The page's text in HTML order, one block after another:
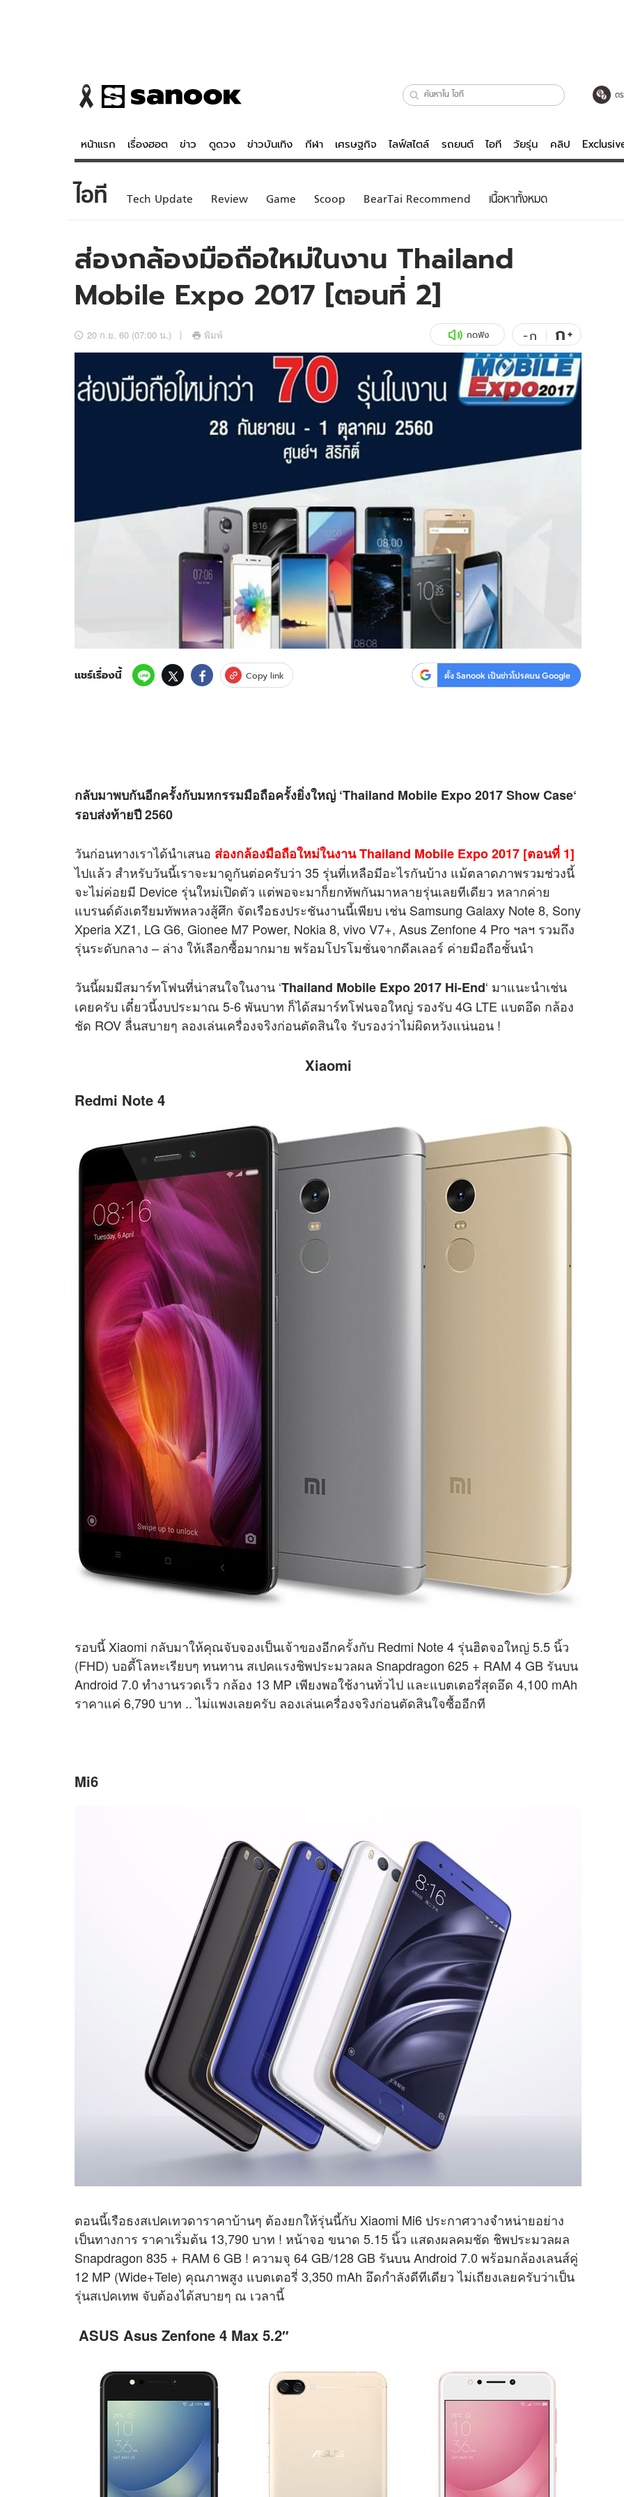
ต
หน้าแรก เรื่องฮอต ข่าว ดูดวง ข่าวบันเทิง กีฬา เศรษฐกิจ ไลฟ์สไตล์ รถยนต์ ไอที วัยรุ่น คลิป
ข่าว
ข่าวบันเทิง
ข่าวกีฬา
ข่าวเศรษฐกิจ
อัปเดตจีน
เช็กข่าวชัวร์
ดูดวง - ตรวจหวย
สถิติหวยไทย
หวยลาว
ไลฟ์สไตล์
วัยรุ่น
ไอที
รถยนต์
สุขภาพ
เที่ยว-กิน
Tasteful Thailand
Sanook Choice
ดูทีวี
WeTV
Exclusive
นิยาย
ติดตามสนุกโซเชียลได้ที่
สงวนลิขสิทธิ์ ©2569 บริษัท อิมเมจ ฟิวเจอร์ (ประเทศไทย) จำกัด
ไอที Tech Update Review Game Scoop BearTai Recommend เนื้อหาทั้งหมด
ส่องกล้องมือถือใหม่ในงาน Thailand
Mobile Expo 2017 [ตอนที่ 2]
20 ก.ย. 60 (07:00 น.) พิมพ์ กดฟัง -ก ก+
แชร์เรื่องนี้ Copy link ตั้ง Sanook เป็นข่าวโปรดบน Google
กลับมาพบกันอีกครั้งกับมหกรรมมือถือครั้งยิ่งใหญ่ ‘Thailand Mobile Expo 2017 Show Case‘
รอบส่งท้ายปี 2560
วันก่อนทางเราได้นำเสนอ ส่องกล้องมือถือใหม่ในงาน Thailand Mobile Expo 2017 [ตอนที่ 1]
ไปแล้ว สำหรับวันนี้เราจะมาดูกันต่อครับว่า 35 รุ่นที่เหลือมีอะไรกันบ้าง แม้ตลาดภาพรวมช่วงนี้
จะไม่ค่อยมี Device รุ่นใหม่เปิดตัว แต่พอจะมาก็ยกทัพกันมาหลายรุ่นเลยทีเดียว หลากค่าย
แบรนด์ดังเตรียมทัพหลวงสู้ศึก จัดเรือธงประชันงานนี้เพียบ เช่น Samsung Galaxy Note 8, Sony
Xperia XZ1, LG G6, Gionee M7 Power, Nokia 8, vivo V7+, Asus Zenfone 4 Pro ฯลฯ รวมถึง
รุ่นระดับกลาง – ล่าง ให้เลือกซื้อมากมาย พร้อมโปรโมชั่นจากดีลเลอร์ ค่ายมือถือชั้นนำ
วันนี้ผมมีสมาร์ทโฟนที่น่าสนใจในงาน ‘Thailand Mobile Expo 2017 Hi-End‘ มาแนะนำเช่น
เคยครับ เดี๋ยวนี้งบประมาณ 5-6 พันบาท ก็ได้สมาร์ทโฟนจอใหญ่ รองรับ 4G LTE แบตอึด กล้อง
ชัด ROV ลื่นสบายๆ ลองเล่นเครื่องจริงก่อนตัดสินใจ รับรองว่าไม่ผิดหวังแน่นอน !
Xiaomi
Redmi Note 4
รอบนี้ Xiaomi กลับมาให้คุณจับจองเป็นเจ้าของอีกครั้งกับ Redmi Note 4 รุ่นฮิตจอใหญ่ 5.5 นิ้ว
(FHD) บอดี้โลหะเรียบๆ ทนทาน สเปคแรงชิพประมวลผล Snapdragon 625 + RAM 4 GB รันบน
Android 7.0 ทำงานรวดเร็ว กล้อง 13 MP เพียงพอใช้งานทั่วไป และแบตเตอรี่สุดอึด 4,100 mAh
ราคาแค่ 6,790 บาท .. ไม่แพงเลยครับ ลองเล่นเครื่องจริงก่อนตัดสินใจซื้ออีกที
Mi6
ตอนนี้เรือธงสเปคเทวดาราคาบ้านๆ ต้องยกให้รุ่นนี้กับ Xiaomi Mi6 ประกาศวางจำหน่ายอย่าง
เป็นทางการ ราคาเริ่มต้น 13,790 บาท ! หน้าจอ ขนาด 5.15 นิ้ว แสดงผลคมชัด ชิพประมวลผล
Snapdragon 835 + RAM 6 GB ! ความจุ 64 GB/128 GB รันบน Android 7.0 พร้อมกล้องเลนส์คู่
12 MP (Wide+Tele) คุณภาพสูง แบตเตอรี่ 3,350 mAh อึดกำลังดีทีเดียว ไม่เถียงเลยครับว่าเป็น
รุ่นสเปคเทพ จับต้องได้สบายๆ ณ เวลานี้
ASUS Asus Zenfone 4 Max 5.2″